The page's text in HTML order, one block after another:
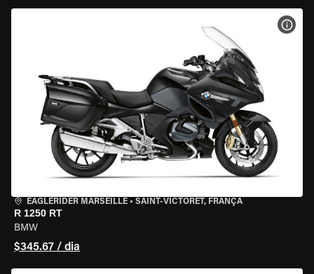
EAGLERIDER MARSEILLE • SAINT-VICTORET, FRANÇA
R 1250 RT
BMW
$345.67 / dia
VER